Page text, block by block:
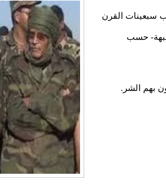
سبعينات القرن
حسب
بهم الشر.